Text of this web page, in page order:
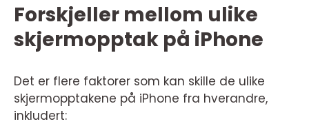
Forskjeller mellom ulike
skjermopptak på iPhone
Det er flere faktorer som kan skille de ulike
skjermopptakene på iPhone fra hverandre,
inkludert: